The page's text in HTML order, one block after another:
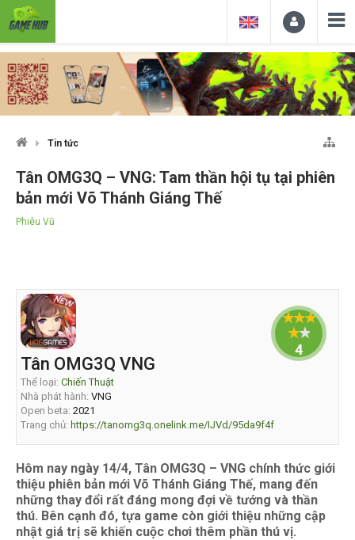
Tin tức
Tân OMG3Q – VNG: Tam thần hội tụ tại phiên
bản mới Võ Thánh Giáng Thế
Phiêu Vũ
Tân OMG3Q VNG
Thể loại: Chiến Thuật
Nhà phát hành: VNG
Open beta: 2021
Trang chủ: https://tanomg3q.onelink.me/IJVd/95da9f4f
4
Hôm nay ngày 14/4, Tân OMG3Q – VNG chính thức giới
thiệu phiên bản mới Võ Thánh Giáng Thế, mang đến
những thay đổi rất đáng mong đợi về tướng và thần
thú. Bên cạnh đó, tựa game còn giới thiệu những cập
nhật giá trị sẽ khiến cuộc chơi thêm phần thú vị.